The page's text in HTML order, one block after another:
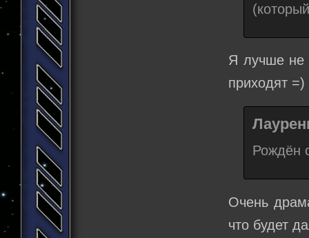
Я лучше не
приходят =)
Рождён
Очень
что будет